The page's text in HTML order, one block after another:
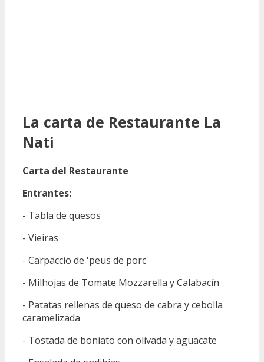
La carta de Restaurante La
Nati
Carta del Restaurante
Entrantes:
- Tabla de quesos
- Vieiras
- Carpaccio de 'peus de porc'
- Milhojas de Tomate Mozzarella y Calabacín
- Patatas rellenas de queso de cabra y cebolla
caramelizada
- Tostada de boniato con olivada y aguacate